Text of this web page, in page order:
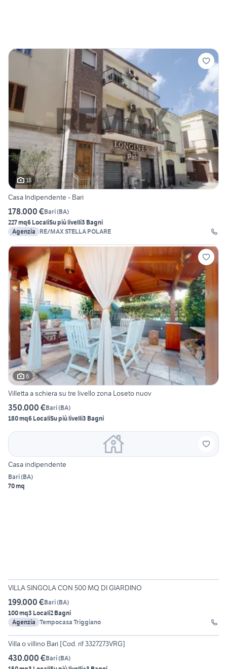
18
Casa Indipendente - Bari
178.000 €Bari(BA)
227 mq6 LocaliSu più livelli3 Bagni
Agenzia
RE/MAX STELLA POLARE
6
Villetta a schiera su tre livello zona Loseto nuov
350.000 €Bari(BA)
180 mq6 LocaliSu più livelli3 Bagni
Casa indipendente
Bari(BA)
70 mq
VILLA SINGOLA CON 500 MQ DI GIARDINO
199.000 €Bari(BA)
100 mq3 Locali2 Bagni
Agenzia Tempocasa Triggiano
30
Villa o villino Bari [Cod. rif 3327273VRG]
430.000 €Bari(BA)